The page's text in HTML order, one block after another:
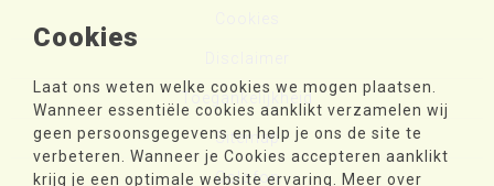
Cookies
Laat ons weten welke cookies we mogen plaatsen.
Wanneer essentiële cookies aanklikt verzamelen wij
geen persoonsgegevens en help je ons de site te
verbeteren. Wanneer je Cookies accepteren aanklikt
krijg je een optimale website ervaring. Meer over
Toegankelijkheid
Sitemap
Colofon